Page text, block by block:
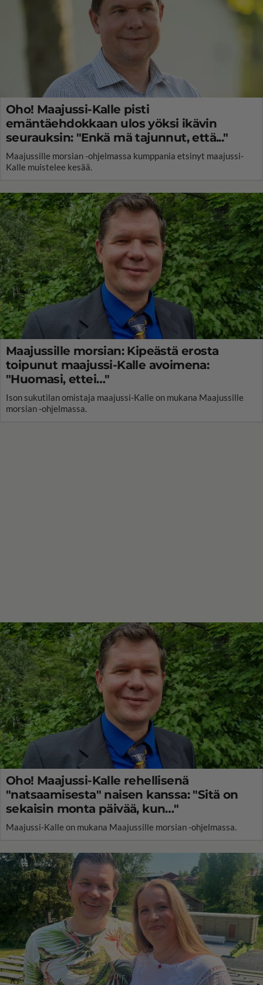
Oho! Maajussi-Kalle pisti
emäntäehdokkaan ulos yöksi ikävin
seurauksin: "Enkä mä tajunnut, että..."
Maajussille morsian -ohjelmassa kumppania etsinyt maajussi-
Kalle muistelee kesää.
Maajussille morsian: Kipeästä erosta
toipunut maajussi-Kalle avoimena:
"Huomasi, ettei…"
Ison sukutilan omistaja maajussi-Kalle on mukana Maajussille
morsian -ohjelmassa.
Oho! Maajussi-Kalle rehellisenä
"natsaamisesta" naisen kanssa: "Sitä on
sekaisin monta päivää, kun…"
Maajussi-Kalle on mukana Maajussille morsian -ohjelmassa.